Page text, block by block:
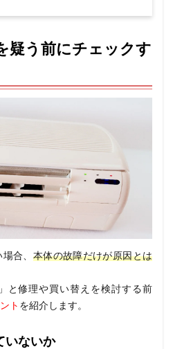
疑う前にチェックす
合、 本体の故障だけが原因とは
と修理や買い替えを検討する前
ト を紹介します。
いないか